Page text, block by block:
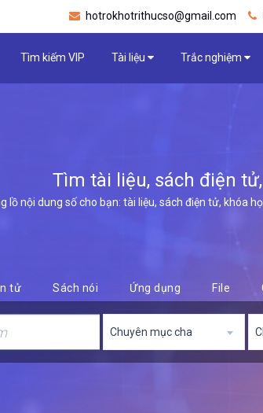
hotrokhotrithucso@gmail.com
Tìm kiếm VIP Tài liệu Trắc nghiệm
Tìm tài liệu, sách điện tử,
lồ nội dung số cho bạn: tài liệu, sách điện tử, khóa
tử Sách nói Ứng dụng File
Chuyên mục cha